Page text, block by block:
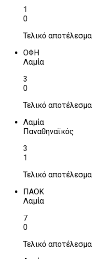
1
0
Τελικό αποτέλεσμα
ΟΦΗ
Λαμία
3
0
Τελικό αποτέλεσμα
Λαμία
Παναθηναϊκός
3
1
Τελικό αποτέλεσμα
ΠΑΟΚ
Λαμία
7
0
Τελικό αποτέλεσμα